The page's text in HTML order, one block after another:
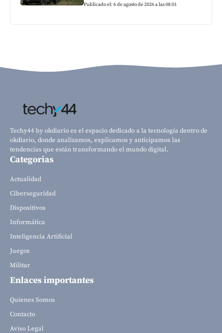
Publicado el: 6 de agosto de 2026 a las 08:01
Techy44 by okdiario es el espacio dedicado a la tecnología dentro de
okdiario, donde analizamos, explicamos y anticipamos las
tendencias que están transformando el mundo digital.
Categorias
Actualidad
Ciberseguridad
Dispositivos
Informática
Inteligencia Artificial
Juegos
Militar
Enlaces importantes
Quienes Somos
Contacto
Aviso Legal